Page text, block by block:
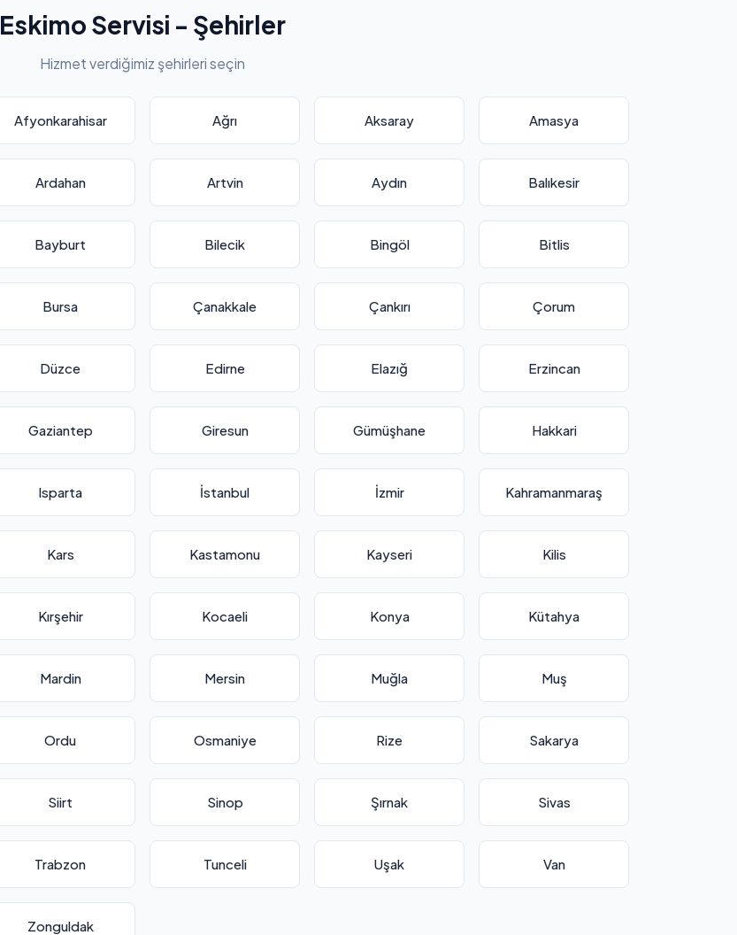
Eskimo Servisi - Şehirler
Hizmet verdiğimiz şehirleri seçin
Afyonkarahisar Ağrı Aksaray Amasya
Ardahan Artvin Aydın Balıkesir
Bayburt Bilecik Bingöl Bitlis
Bursa Çanakkale Çankırı Çorum
Düzce Edirne Elazığ Erzincan
Gaziantep Giresun Gümüşhane Hakkari
Isparta İstanbul İzmir Kahramanmaraş
Kars Kastamonu Kayseri Kilis
Kırşehir Kocaeli Konya Kütahya
Mardin Mersin Muğla Muş
Ordu Osmaniye Rize Sakarya
Siirt Sinop Şırnak Sivas
Trabzon Tunceli Uşak Van
Zonguldak